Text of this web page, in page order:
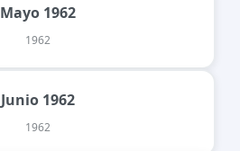
Mayo 1962
1962
Junio 1962
1962